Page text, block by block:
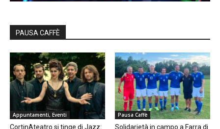
PAUSA CAFFÈ
Appuntamenti, Eventi
CortinAteatro si tinge di Jazz:
Pausa Caffè
Solidarietà in campo a Farra di